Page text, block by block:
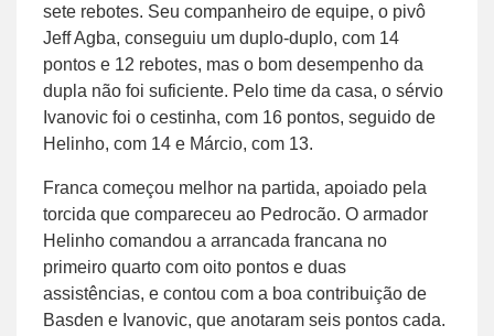
sete rebotes. Seu companheiro de equipe, o pivô
Jeff Agba, conseguiu um duplo-duplo, com 14
pontos e 12 rebotes, mas o bom desempenho da
dupla não foi suficiente. Pelo time da casa, o sérvio
Ivanovic foi o cestinha, com 16 pontos, seguido de
Helinho, com 14 e Márcio, com 13.
Franca começou melhor na partida, apoiado pela
torcida que compareceu ao Pedrocão. O armador
Helinho comandou a arrancada francana no
primeiro quarto com oito pontos e duas
assistências, e contou com a boa contribuição de
Basden e Ivanovic, que anotaram seis pontos cada.